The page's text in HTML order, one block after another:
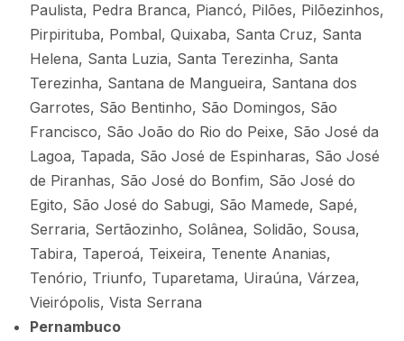
Paulista, Pedra Branca, Piancó, Pilões, Pilõezinhos,
Pirpirituba, Pombal, Quixaba, Santa Cruz, Santa
Helena, Santa Luzia, Santa Terezinha, Santa
Terezinha, Santana de Mangueira, Santana dos
Garrotes, São Bentinho, São Domingos, São
Francisco, São João do Rio do Peixe, São José da
Lagoa, Tapada, São José de Espinharas, São José
de Piranhas, São José do Bonfim, São José do
Egito, São José do Sabugi, São Mamede, Sapé,
Serraria, Sertãozinho, Solânea, Solidão, Sousa,
Tabira, Taperoá, Teixeira, Tenente Ananias,
Tenório, Triunfo, Tuparetama, Uiraúna, Várzea,
Vieirópolis, Vista Serrana
Pernambuco